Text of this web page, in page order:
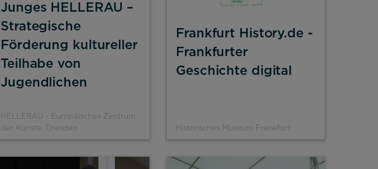
Junges HELLERAU –
Strategische
Förderung kultureller
Teilhabe von
Jugendlichen
HELLERAU - Europäisches Zentrum
der Künste, Dresden
Frankfurt History.de -
Frankfurter
Geschichte digital
Historisches Museum Frankfurt